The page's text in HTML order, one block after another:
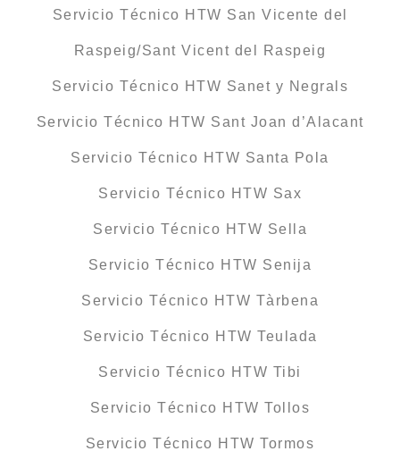
Servicio Técnico HTW San Vicente del
Raspeig/Sant Vicent del Raspeig
Servicio Técnico HTW Sanet y Negrals
Servicio Técnico HTW Sant Joan d’Alacant
Servicio Técnico HTW Santa Pola
Servicio Técnico HTW Sax
Servicio Técnico HTW Sella
Servicio Técnico HTW Senija
Servicio Técnico HTW Tàrbena
Servicio Técnico HTW Teulada
Servicio Técnico HTW Tibi
Servicio Técnico HTW Tollos
Servicio Técnico HTW Tormos